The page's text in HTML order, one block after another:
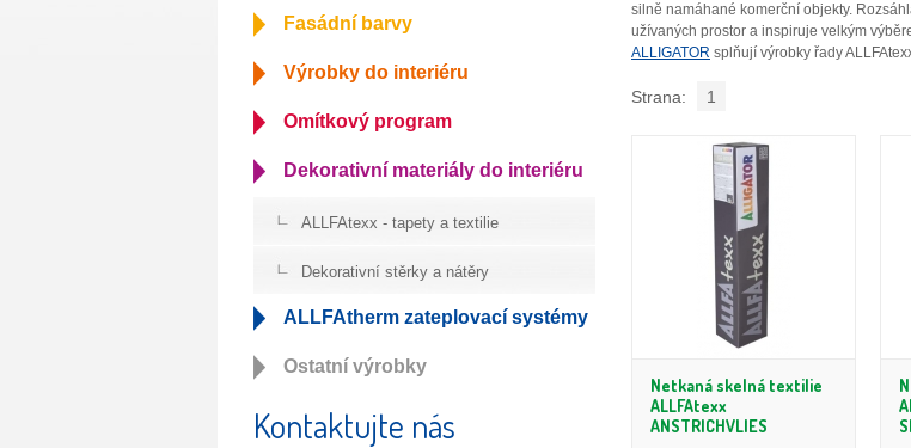
Fasádní barvy
Výrobky do interiéru
Omítkový program
Dekorativní materiály do interiéru
ALLFAtexx - tapety a textilie
Dekorativní stěrky a nátěry
ALLFAtherm zateplovací systémy
Ostatní výrobky
Kontaktujte nás
silně namáhané komerční objekty.
užívaných prostor a inspiruje velkým
ALLIGATOR splňují výrobky řady
Strana: 1
Netkaná skelná textilie
ALLFAtexx
ANSTRICHVLIES